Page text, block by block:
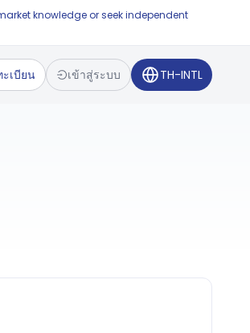
knowledge or seek independent
ะเบียน เข้าสู่ระบบ TH-INTL